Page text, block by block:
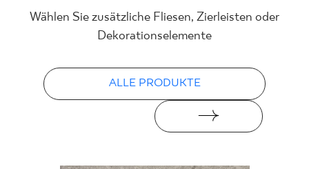
Wählen Sie zusätzliche Fliesen, Zierleisten oder
Dekorationselemente
ALLE PRODUKTE